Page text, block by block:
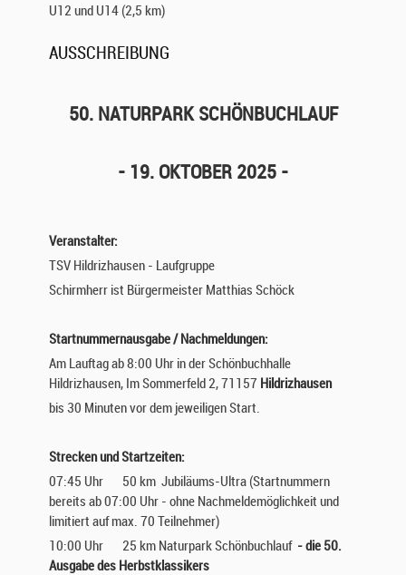
U12 und U14 (2,5 km)
AUSSCHREIBUNG
50. NATURPARK SCHÖNBUCHLAUF
- 19. OKTOBER 2025 -
Veranstalter:
TSV Hildrizhausen - Laufgruppe
Schirmherr ist Bürgermeister Matthias Schöck
Startnummernausgabe / Nachmeldungen:
Am Lauftag ab 8:00 Uhr in der Schönbuchhalle
Hildrizhausen, Im Sommerfeld 2, 71157 Hildrizhausen
bis 30 Minuten vor dem jeweiligen Start.
Strecken und Startzeiten:
07:45 Uhr 50 km Jubiläums-Ultra (Startnummern
bereits ab 07:00 Uhr - ohne Nachmeldemöglichkeit und
limitiert auf max. 70 Teilnehmer)
10:00 Uhr 25 km Naturpark Schönbuchlauf - die 50.
Ausgabe des Herbstklassikers